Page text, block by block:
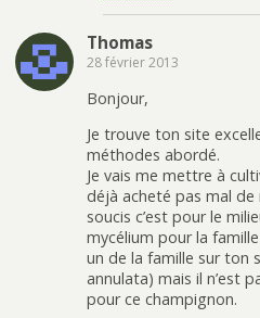
Thomas
28 février 2013
Bonjour,
Je trouve ton site
méthodes abordé.
Je vais me mettre à
déjà acheté pas mal de
soucis c’est pour le
mycélium pour la
un de la famille sur ton
annulata) mais il n’est
pour ce champignon.